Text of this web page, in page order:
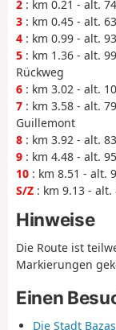
2 : km 0.21 - alt.
3 : km 0.45 - alt.
4 : km 0.99 - alt.
5 : km 1.36 - alt.
Rückweg
6 : km 3.02 - alt.
7 : km 3.58 - alt.
Guillemont
8 : km 3.92 - alt.
9 : km 4.48 - alt.
10 : km 8.51 - alt.
S/Z : km 9.13 -
Hinweise
Die Route ist
Markierungen
Einen
Die Stadt Bazas